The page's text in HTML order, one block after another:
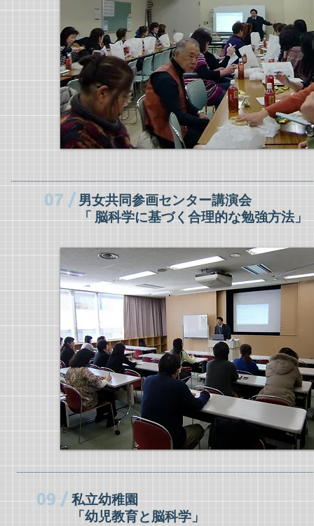
男女共同参画センター講演会
「 脳科学に基づく合理的な勉強方法」
07 /
私立幼稚園
「幼児教育と脳科学」
09 /